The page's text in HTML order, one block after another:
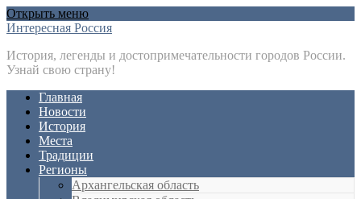
Открыть меню
Интересная Россия
История, легенды и достопримечательности городов России.
Узнай свою страну!
Главная
Новости
История
Места
Традиции
Регионы
Архангельская область